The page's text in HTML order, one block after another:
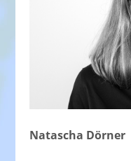
Natascha Dörner